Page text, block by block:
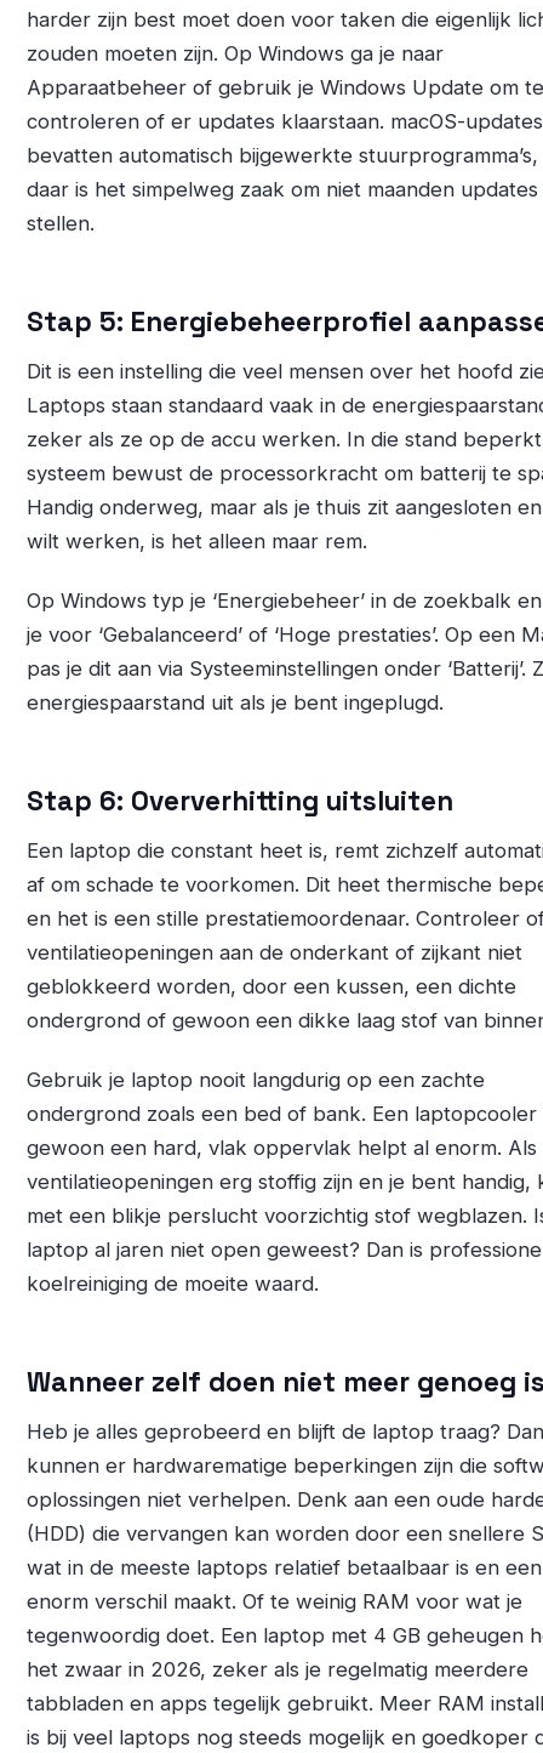
harder zijn best moet doen voor taken die eigenlijk
zouden moeten zijn. Op Windows ga je naar
Apparaatbeheer of gebruik je Windows Update om te
controleren of er updates klaarstaan. macOS-updates
bevatten automatisch bijgewerkte stuurprogramma’s,
daar is het simpelweg zaak om niet maanden
stellen.
Stap 5: Energiebeheerprofiel
Dit is een instelling die veel mensen over het hoofd
Laptops staan standaard vaak in de
zeker als ze op de accu werken. In die stand
systeem bewust de processorkracht om batterij te
Handig onderweg, maar als je thuis zit aangesloten
wilt werken, is het alleen maar rem.
Op Windows typ je ‘Energiebeheer’ in de zoekbalk
je voor ‘Gebalanceerd’ of ‘Hoge prestaties’. Op een
pas je dit aan via Systeeminstellingen onder ‘Batterij’.
energiespaarstand uit als je bent ingeplugd.
Stap 6: Oververhitting uitsluiten
Een laptop die constant heet is, remt zichzelf
af om schade te voorkomen. Dit heet thermische
en het is een stille prestatiemoordenaar. Controleer
ventilatieopeningen aan de onderkant of zijkant niet
geblokkeerd worden, door een kussen, een dichte
ondergrond of gewoon een dikke laag stof van
Gebruik je laptop nooit langdurig op een zachte
ondergrond zoals een bed of bank. Een laptopcooler
gewoon een hard, vlak oppervlak helpt al enorm. Als
ventilatieopeningen erg stoffig zijn en je bent handig,
met een blikje perslucht voorzichtig stof wegblazen.
laptop al jaren niet open geweest? Dan is
koelreiniging de moeite waard.
Wanneer zelf doen niet meer genoeg
Heb je alles geprobeerd en blijft de laptop traag? Dan
kunnen er hardwarematige beperkingen zijn die
oplossingen niet verhelpen. Denk aan een oude
(HDD) die vervangen kan worden door een snellere
wat in de meeste laptops relatief betaalbaar is en een
enorm verschil maakt. Of te weinig RAM voor wat je
tegenwoordig doet. Een laptop met 4 GB geheugen
het zwaar in 2026, zeker als je regelmatig meerdere
tabbladen en apps tegelijk gebruikt. Meer RAM
is bij veel laptops nog steeds mogelijk en goedkoper